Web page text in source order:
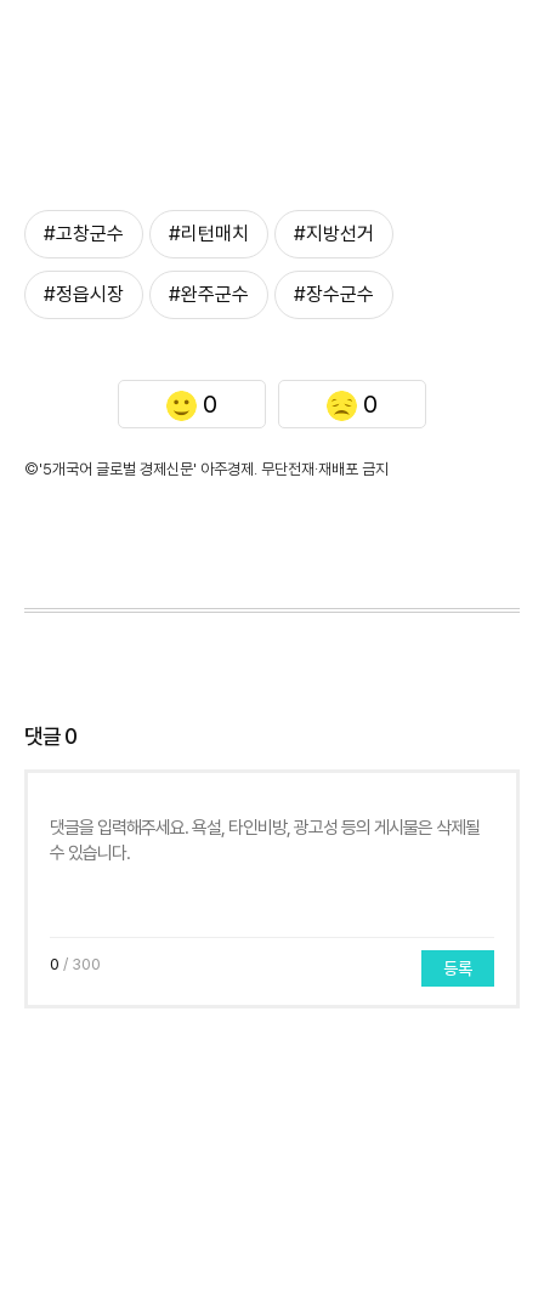
#고창군수 #리턴매치 #지방선거
#정읍시장 #완주군수 #장수군수
0 0
©'5개국어 글로벌 경제신문' 아주경제. 무단전재·재배포 금지
댓글0
0 / 300 등록